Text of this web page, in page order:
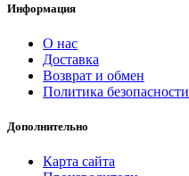
Информация
О нас
Доставка
Возврат и обмен
Политика безопасности
Дополнительно
Карта сайта